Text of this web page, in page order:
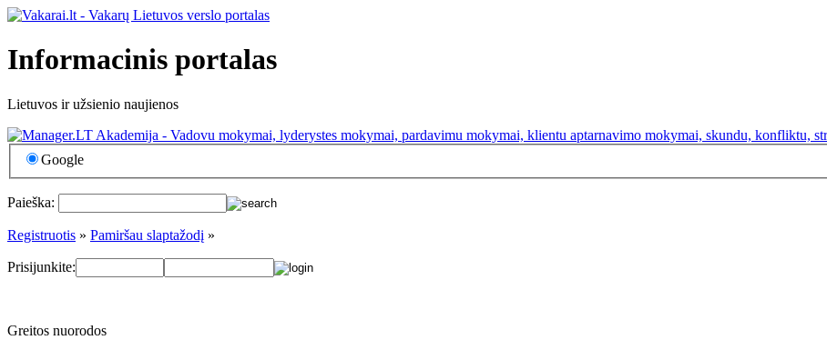
Informacinis portalas
Lietuvos ir užsienio naujienos
Google
Paieška:
Registruotis » Pamiršau slaptažodį »
Prisijunkite:
Greitos nuorodos